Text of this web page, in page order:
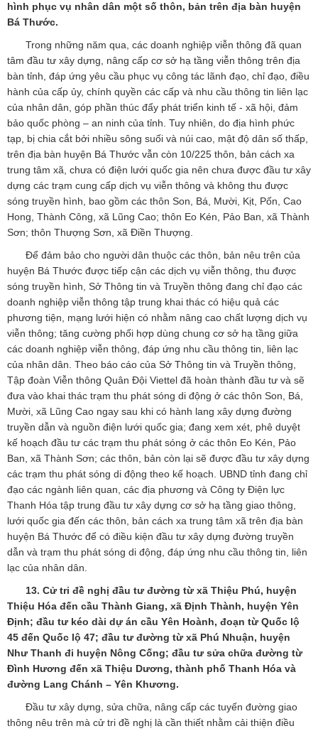
hình phục vụ nhân dân một số thôn, bản trên địa bàn huyện
Bá Thước.
Trong những năm qua, các doanh nghiệp viễn thông đã quan
tâm đầu tư xây dựng, nâng cấp cơ sở hạ tầng viễn thông trên địa
bàn tỉnh, đáp ứng yêu cầu phục vụ công tác lãnh đạo, chỉ đạo, điều
hành của cấp ủy, chính quyền các cấp và nhu cầu thông tin liên lạc
của nhân dân, góp phần thúc đẩy phát triển kinh tế - xã hội, đảm
bảo quốc phòng – an ninh của tỉnh. Tuy nhiên, do địa hình phức
tạp, bị chia cắt bởi nhiều sông suối và núi cao, mật độ dân số thấp,
trên địa bàn huyện Bá Thước vẫn còn 10/225 thôn, bản cách xa
trung tâm xã, chưa có điện lưới quốc gia nên chưa được đầu tư xây
dựng các trạm cung cấp dịch vụ viễn thông và không thu được
sóng truyền hình, bao gồm các thôn Son, Bá, Mười, Kịt, Pốn, Cao
Hong, Thành Công, xã Lũng Cao; thôn Eo Kén, Pảo Ban, xã Thành
Sơn; thôn Thượng Sơn, xã Điền Thượng.
Để đảm bảo cho người dân thuộc các thôn, bản nêu trên của
huyện Bá Thước được tiếp cận các dịch vụ viễn thông, thu được
sóng truyền hình, Sở Thông tin và Truyền thông đang chỉ đạo các
doanh nghiệp viễn thông tập trung khai thác có hiệu quả các
phương tiện, mạng lưới hiện có nhằm nâng cao chất lượng dịch vụ
viễn thông; tăng cường phối hợp dùng chung cơ sở hạ tầng giữa
các doanh nghiệp viễn thông, đáp ứng nhu cầu thông tin, liên lạc
của nhân dân. Theo báo cáo của Sở Thông tin và Truyền thông,
Tập đoàn Viễn thông Quân Đội Viettel đã hoàn thành đầu tư và sẽ
đưa vào khai thác trạm thu phát sóng di động ở các thôn Son, Bá,
Mười, xã Lũng Cao ngay sau khi có hành lang xây dựng đường
truyền dẫn và nguồn điện lưới quốc gia; đang xem xét, phê duyệt
kế hoạch đầu tư các trạm thu phát sóng ở các thôn Eo Kén, Pảo
Ban, xã Thành Sơn; các thôn, bản còn lại sẽ được đầu tư xây dựng
các trạm thu phát sóng di động theo kế hoạch. UBND tỉnh đang chỉ
đạo các ngành liên quan, các địa phương và Công ty Điện lực
Thanh Hóa tập trung đầu tư xây dựng cơ sở hạ tầng giao thông,
lưới quốc gia đến các thôn, bản cách xa trung tâm xã trên địa bàn
huyện Bá Thước để có điều kiện đầu tư xây dựng đường truyền
dẫn và trạm thu phát sóng di động, đáp ứng nhu cầu thông tin, liên
lạc của nhân dân.
13. Cử tri đề nghị đầu tư đường từ xã Thiệu Phú, huyện
Thiệu Hóa đến cầu Thành Giang, xã Định Thành, huyện Yên
Định; đầu tư kéo dài dự án cầu Yên Hoành, đoạn từ Quốc lộ
45 đến Quốc lộ 47; đầu tư đường từ xã Phú Nhuận, huyện
Như Thanh đi huyện Nông Cống; đầu tư sửa chữa đường từ
Đình Hương đến xã Thiệu Dương, thành phố Thanh Hóa và
đường Lang Chánh – Yên Khương.
Đầu tư xây dựng, sửa chữa, nâng cấp các tuyến đường giao
thông nêu trên mà cử tri đề nghị là cần thiết nhằm cải thiện điều